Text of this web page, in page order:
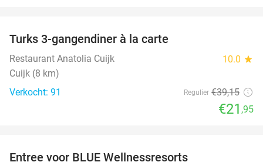
Turks 3-gangendiner à la carte
Restaurant Anatolia Cuijk 10.0 star
Cuijk (8 km)
Verkocht: 91
Regulier €39,15
€21 ,95
Entree voor BLUE Wellnessresorts